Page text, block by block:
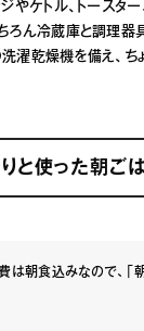
やケトル、トースター
ろん冷蔵庫と調理器
濯乾燥機を備え、ち
と使った朝ご
は朝食込みなので、「朝